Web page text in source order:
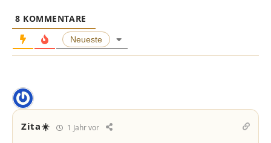
8 KOMMENTARE
Neueste
Zita☀️ 1 Jahr vor